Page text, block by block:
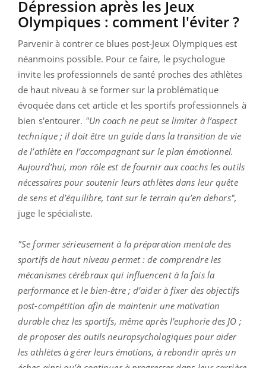
Dépression après les Jeux
Olympiques : comment l'éviter ?
Parvenir à contrer ce blues post-Jeux Olympiques est
néanmoins possible. Pour ce faire, le psychologue
invite les professionnels de santé proches des athlètes
de haut niveau à se former sur la problématique
évoquée dans cet article et les sportifs professionnels à
bien s'entourer. "Un coach ne peut se limiter à l’aspect
technique ; il doit être un guide dans la transition de vie
de l’athlète en l’accompagnant sur le plan émotionnel.
Aujourd’hui, mon rôle est de fournir aux coachs les outils
nécessaires pour soutenir leurs athlètes dans leur quête
de sens et d’équilibre, tant sur le terrain qu’en dehors",
juge le spécialiste.
"Se former sérieusement à la préparation mentale des
sportifs de haut niveau permet : de comprendre les
mécanismes cérébraux qui influencent à la fois la
performance et le bien-être ; d’aider à fixer des objectifs
post-compétition afin de maintenir une motivation
durable chez les sportifs, même après l’euphorie des JO ;
de proposer des outils neuropsychologiques pour aider
les athlètes à gérer leurs émotions, à rebondir après un